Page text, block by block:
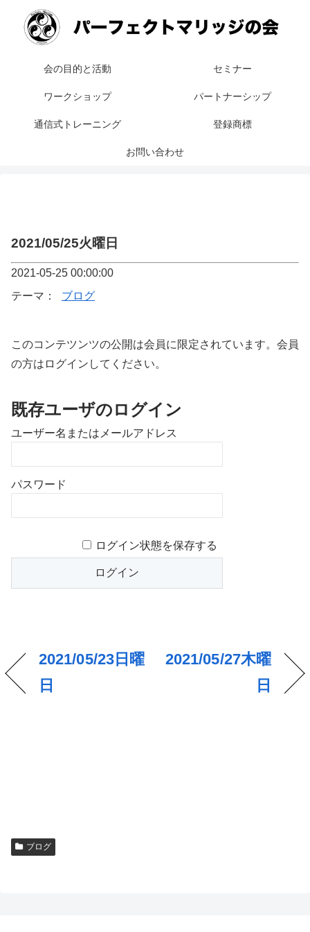
会の目的と活動 セミナー
ワークショップ パートナーシップ
通信式トレーニング 登録商標
お問い合わせ
2021/05/25火曜日
2021-05-25 00:00:00
テーマ：
ブログ
このコンテツンツの公開は会員に限定されています。会員
の方はログインしてください。
既存ユーザのログイン
ユーザー名またはメールアドレス
パスワード
ログイン状態を保存する
2021/05/23日曜
日
2021/05/27木曜
日
ブログ